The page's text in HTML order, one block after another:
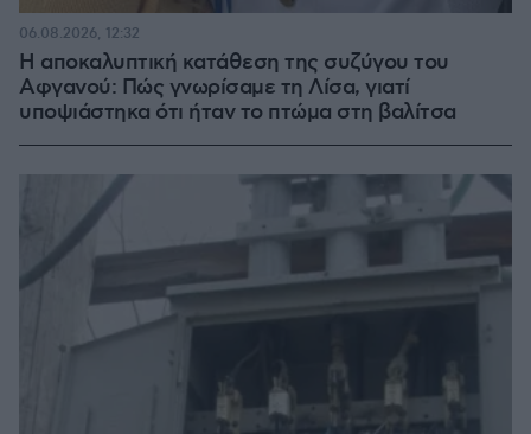
Η αποκαλυπτική κατάθεση της συζύγου του
Αφγανού: Πώς γνωρίσαμε τη Λίσα, γιατί
υποψιάστηκα ότι ήταν το πτώμα στη βαλίτσα
06.08.2026, 12:32